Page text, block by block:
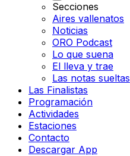
Secciones
Aires vallenatos
Noticias
ORO Podcast
Lo que suena
El lleva y trae
Las notas sueltas
Las Finalistas
Programación
Actividades
Estaciones
Contacto
Descargar App